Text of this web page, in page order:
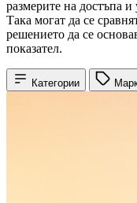
размерите на достъпа и
Така могат да се
решението да се
показател.
Категории